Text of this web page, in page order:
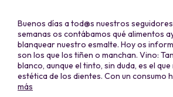
Buenos días a tod@s nuestros
semanas os contábamos qué alimentos
blanquear nuestro esmalte. Hoy os
son los que los tiñen o manchan. Vino:
blanco, aunque el tinto, sin duda, es el
estética de los dientes. Con un consumo
más